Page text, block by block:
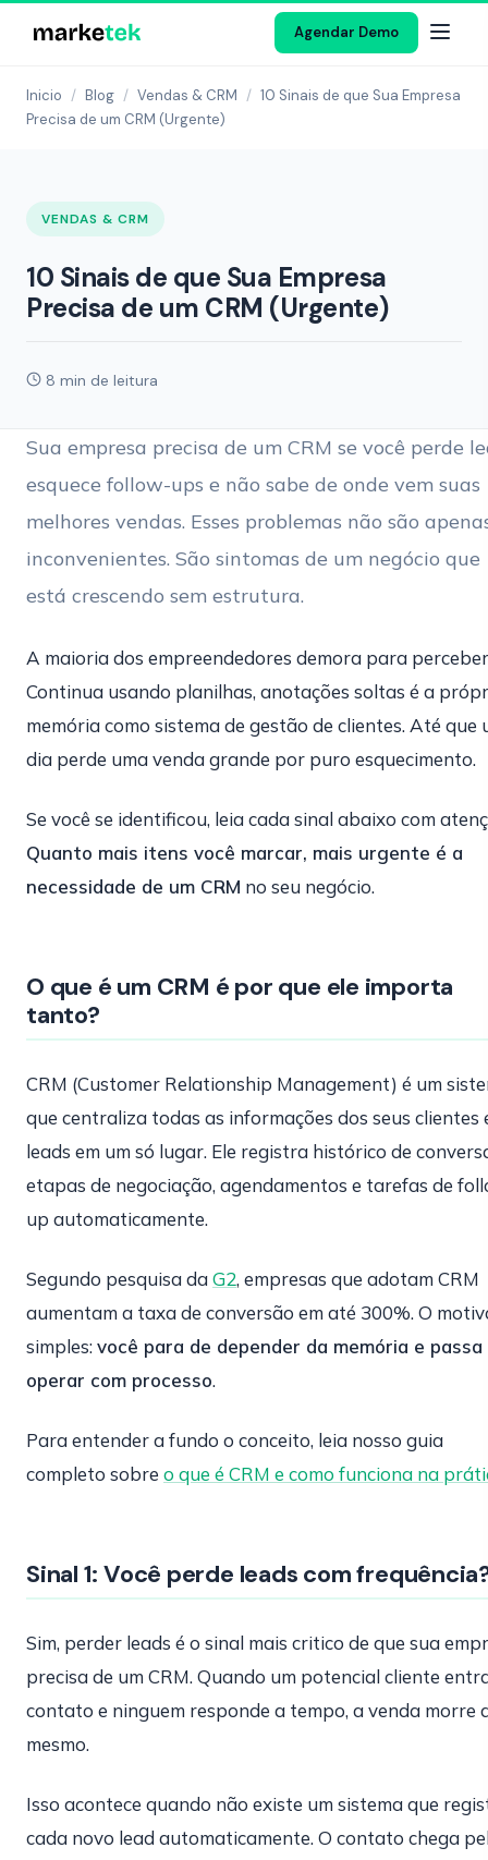
Agendar Demo
Inicio / Blog / Vendas & CRM / 10 Sinais de que Sua Empresa
Precisa de um CRM (Urgente)
VENDAS & CRM
10 Sinais de que Sua Empresa
Precisa de um CRM (Urgente)
8 min de leitura
Sua empresa precisa de um CRM se você perde
esquece follow-ups e não sabe de onde vem suas
melhores vendas. Esses problemas não são
inconvenientes. São sintomas de um negócio que
está crescendo sem estrutura.
A maioria dos empreendedores demora para
Continua usando planilhas, anotações soltas é a
memória como sistema de gestão de clientes. Até que
dia perde uma venda grande por puro esquecimento.
Se você se identificou, leia cada sinal abaixo com
Quanto mais itens você marcar, mais urgente é a
necessidade de um CRM no seu negócio.
O que é um CRM é por que ele importa
tanto?
CRM (Customer Relationship Management) é um
que centraliza todas as informações dos seus clientes
leads em um só lugar. Ele registra histórico de
etapas de negociação, agendamentos e tarefas de
up automaticamente.
Segundo pesquisa daG2, empresas que adotam CRM
aumentam a taxa de conversão em até 300%. O
simples:você para de depender da memória e passa
operar com processo.
Para entender a fundo o conceito, leia nosso guia
completo sobre o que é CRM e como funciona na
Sinal 1: Você perde leads com
Sim, perder leads é o sinal mais critico de que sua
precisa de um CRM. Quando um potencial cliente
contato e ninguem responde a tempo, a venda morre
mesmo.
Isso acontece quando não existe um sistema que
cada novo lead automaticamente. O contato chega